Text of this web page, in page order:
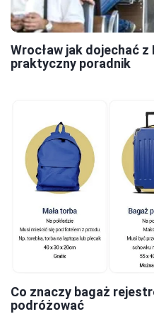
Wrocław jak dojechać z
praktyczny poradnik
Co znaczy bagaż
podróżować